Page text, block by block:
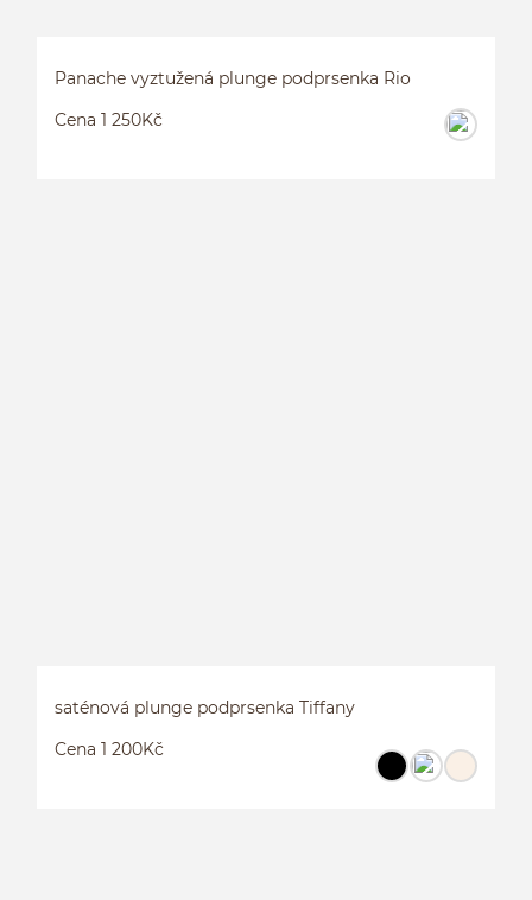
Panache vyztužená plunge podprsenka Rio
Cena 1 250Kč
saténová plunge podprsenka Tiffany
Cena 1 200Kč